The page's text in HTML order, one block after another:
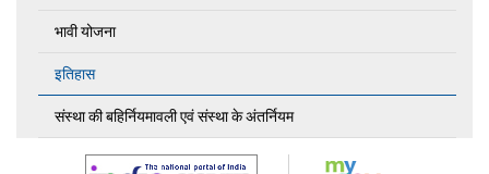
भावी योजना
इतिहास
संस्था की बहिर्नियमावली एवं संस्था के अंतर्नियम